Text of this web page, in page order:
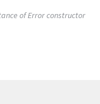
of Error constructor